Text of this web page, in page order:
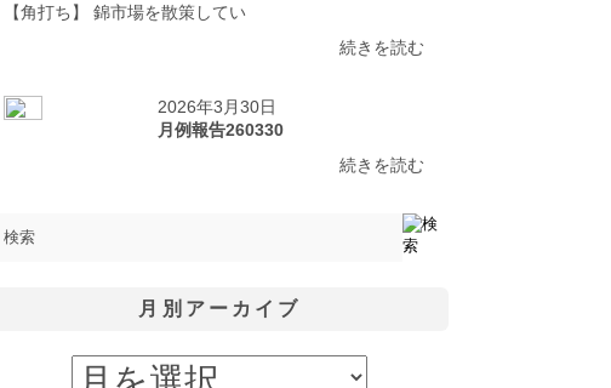
【角打ち】 錦市場を散策してい
続きを読む
2026年3月30日
月例報告260330
続きを読む
月別アーカイブ